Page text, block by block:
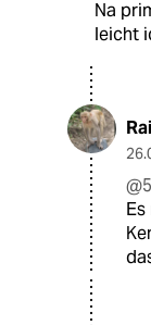
Na
leicht